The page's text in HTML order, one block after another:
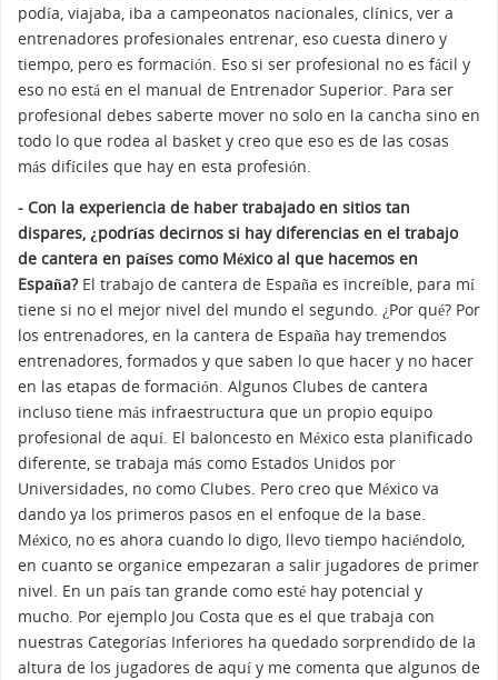
podía, viajaba, iba a campeonatos nacionales, clínics, ver a
entrenadores profesionales entrenar, eso cuesta dinero y
tiempo, pero es formación. Eso si ser profesional no es fácil y
eso no está en el manual de Entrenador Superior. Para ser
profesional debes saberte mover no solo en la cancha sino en
todo lo que rodea al basket y creo que eso es de las cosas
más difíciles que hay en esta profesión.
- Con la experiencia de haber trabajado en sitios tan
dispares, ¿podrías decirnos si hay diferencias en el trabajo
de cantera en países como México al que hacemos en
España?El trabajo de cantera de España es increíble, para mí
tiene si no el mejor nivel del mundo el segundo. ¿Por qué? Por
los entrenadores, en la cantera de España hay tremendos
entrenadores, formados y que saben lo que hacer y no hacer
en las etapas de formación. Algunos Clubes de cantera
incluso tiene más infraestructura que un propio equipo
profesional de aquí. El baloncesto en México esta planificado
diferente, se trabaja más como Estados Unidos por
Universidades, no como Clubes. Pero creo que México va
dando ya los primeros pasos en el enfoque de la base.
México, no es ahora cuando lo digo, llevo tiempo haciéndolo,
en cuanto se organice empezaran a salir jugadores de primer
nivel. En un país tan grande como esté hay potencial y
mucho. Por ejemplo Jou Costa que es el que trabaja con
nuestras Categorías Inferiores ha quedado sorprendido de la
altura de los jugadores de aquí y me comenta que algunos de